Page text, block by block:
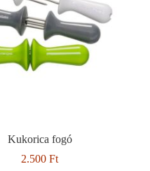
Kukorica fogó
2.500Ft